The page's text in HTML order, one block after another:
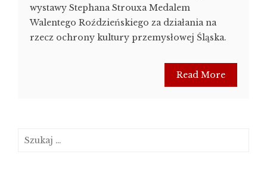
wystawy Stephana Strouxa Medalem
Walentego Roździeńskiego za działania na
rzecz ochrony kultury przemysłowej Śląska.
Read More
Szukaj: